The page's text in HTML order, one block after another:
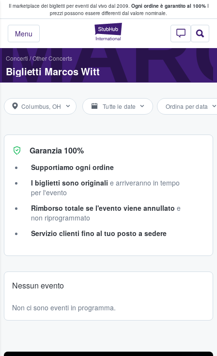
Il marketplace dei biglietti per eventi dal vivo dal 2009. Ogni ordine è garantito al 100%I
prezzi possono essere differenti dal valore nominale.
StubHub - Dove
Menu
fan comprano e vendono biglietti
Concerti /Other Concerts
Biglietti Marcos Witt
Columbus, OH Tutte le date Ordina per data
Garanzia 100%
Supportiamo ogni ordine
I biglietti sono originali e arriveranno in tempo
per l'evento
Rimborso totale se l'evento viene annullato e
non riprogrammato
Servizio clienti fino al tuo posto a sedere
Nessun evento
Non ci sono eventi in programma.